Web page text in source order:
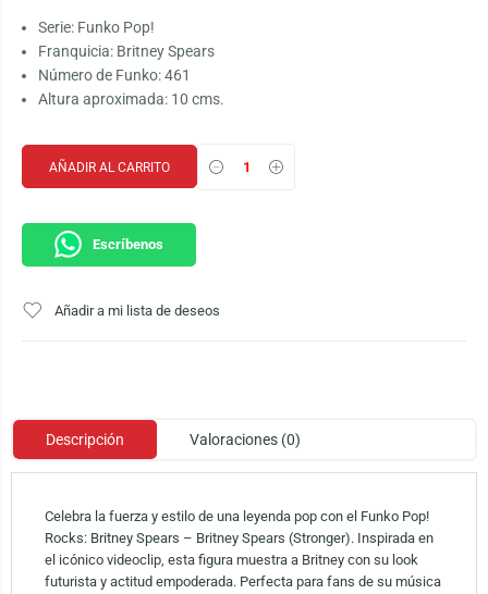
Serie: Funko Pop!
Franquicia: Britney Spears
Número de Funko: 461
Altura aproximada: 10 cms.
AÑADIR AL CARRITO
Escríbenos
Añadir a mi lista de deseos
Descripción Valoraciones (0)
Celebra la fuerza y estilo de una leyenda pop con el Funko Pop!
Rocks: Britney Spears – Britney Spears (Stronger). Inspirada en
el icónico videoclip, esta figura muestra a Britney con su look
futurista y actitud empoderada. Perfecta para fans de su música